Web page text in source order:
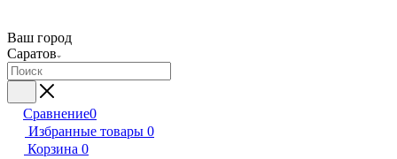
Ваш город
Саратов
Сравнение0
Избранные товары 0
Корзина 0